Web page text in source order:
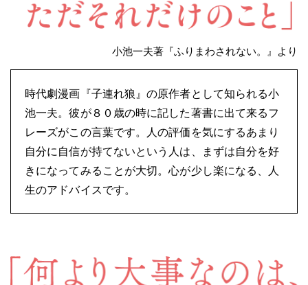
小池一夫著『ふりまわされない。』より
時代劇漫画『子連れ狼』の原作者として知られる小
池一夫。彼が８０歳の時に記した著書に出て来るフ
レーズがこの言葉です。人の評価を気にするあまり
自分に自信が持てないという人は、まずは自分を好
きになってみることが大切。心が少し楽になる、人
生のアドバイスです。